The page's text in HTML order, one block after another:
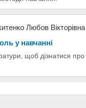
Любов Вікторівна
у навчанні
щоб дізнатися про